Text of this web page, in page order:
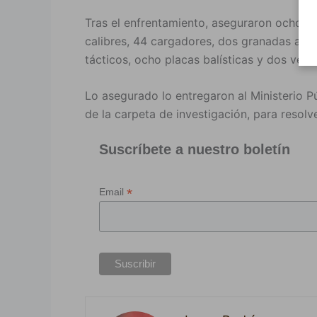
Tras el enfrentamiento, aseguraron ocho
calibres, 44 cargadores, dos granadas
tácticos, ocho placas balísticas y dos
Lo asegurado lo entregaron al Ministerio
de la carpeta de investigación, para
Suscríbete a nuestro boletín
Email *